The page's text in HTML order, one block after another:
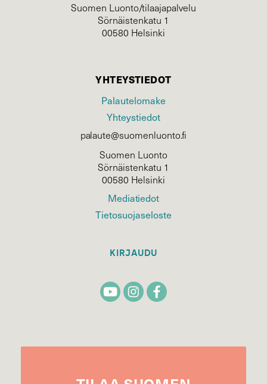
Suomen Luonto/tilaajapalvelu
Sörnäistenkatu 1
00580 Helsinki
YHTEYSTIEDOT
Palautelomake
Yhteystiedot
palaute@suomenluonto.fi
Suomen Luonto
Sörnäistenkatu 1
00580 Helsinki
Mediatiedot
Tietosuojaseloste
KIRJAUDU